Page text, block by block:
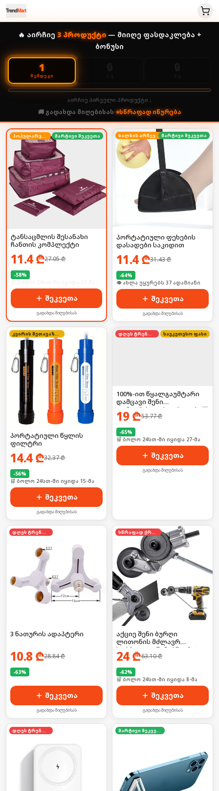
🔥 აირჩიე 3პროდუქტი— მიიღე ფასდაკლება +
ბონუსი
1
ᲨᲔᲛᲓᲔᲒᲘ
აირჩიე პირველი პროდუქტი ↓
🚚 გადახდა მიღებისას• სწრაფად იწურება
პოპულარული მარტივი შეკვეთა
ტანსაცმლის შესანახი
ჩანთის კომპლექტი
11.4₾27.05₾
-58%
შეკვეთა
გადახდა მიღებისას
ხალხის არჩევანი მარტივი შეკვეთა
პორტატიული ფეხების
დასადები საკიდით
11.4₾31.43₾
-64%
🛒 ბოლო 24სთ-ში იყიდა 8-მა
შეკვეთა
გადახდა მიღებისას
კვირის შეთავაზება
პორტატიული წყლის
ფილტრი
14.4₾32.37₾
-56%
🛒 ბოლო 24სთ-ში იყიდა 15-მა
შეკვეთა
გადახდა მიღებისას
დღეს ტრენდში საუკეთესო ფასი
100%-ით წყალგაუმტარი
დამცავი შენი
დამაგრძელებლისთვის! ☔
🛡️
19 ₾53.77₾
-65%
🛒 ბოლო 24სთ-ში იყიდა 27-მა
შეკვეთა
გადახდა მიღებისას
დღეს ტრენდში
3 ნათურის ადაპტერი
10.8 ₾28.84₾
-63%
შეკვეთა
გადახდა მიღებისას
სწრაფად ქრება
აქციე შენი ბურღი
ლითონის მძლავრ
საჭრელად წამებში! 🛠️⚡
24₾63.10₾
-62%
🛒 ბოლო 24სთ-ში იყიდა 8-მა
შეკვეთა
გადახდა მიღებისას
დღეს ტრენდში მარტივი შეკვეთა